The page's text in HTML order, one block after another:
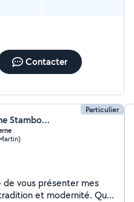
Contacter
Particulier
Nacera Boudghene Stambouli
de vous présenter mes
et modernité. Que